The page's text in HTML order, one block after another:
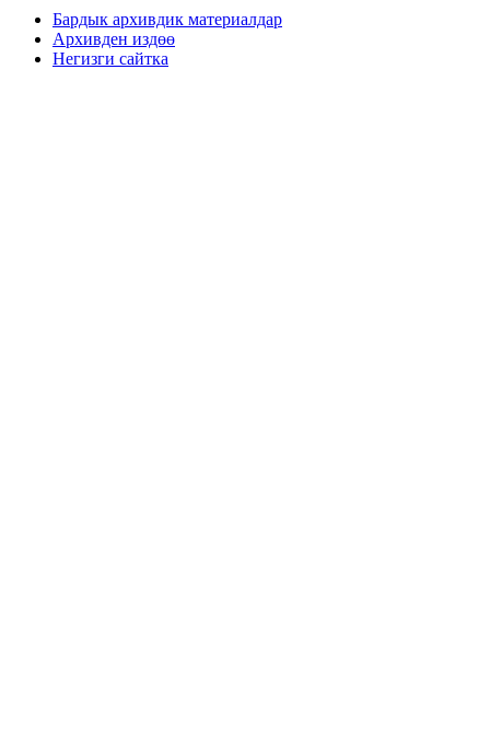
Бардык архивдик материалдар
Архивден издөө
Негизги сайтка